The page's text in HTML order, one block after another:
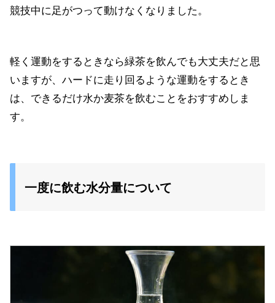
競技中に足がつって動けなくなりました。
軽く運動をするときなら緑茶を飲んでも大丈夫だと思
いますが、ハードに走り回るような運動をするとき
は、できるだけ水か麦茶を飲むことをおすすめしま
す。
一度に飲む水分量について